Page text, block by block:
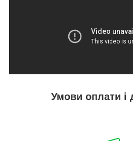
Умови оплати і